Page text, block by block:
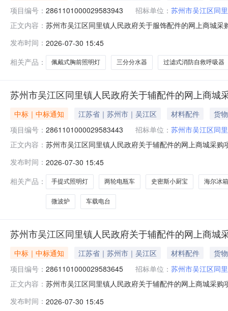
项目编号： 2861101000029583943 招标单位： 苏州市吴江区同
正文内容： 苏州市吴江区同里镇人民政府关于服饰配件的网上商城
码:320509项目所在行政区划名称:江苏省苏州市吴江区
发布时间： 2026-07-30 15:45
相关产品：
佩戴式胸前照明灯 三分分水器 过滤式消防自救呼吸器
苏州市吴江区同里镇人民政府关于辅配件的网上商城
中标｜中标通知 江苏省｜苏州市｜吴江区 材料配件
货物
项目编号： 2861101000029583443 招标单位： 苏州市吴江区同
正文内容： 苏州市吴江区同里镇人民政府关于辅配件的网上商城采
码:320509项目所在行政区划名称:江苏省苏州市吴江区
发布时间： 2026-07-30 15:45
相关产品：
手提式照明灯 两轮电瓶车 史密斯小厨宝 海尔冰箱
微波炉 车载电台
苏州市吴江区同里镇人民政府关于辅配件的网上商城
中标｜中标通知 江苏省｜苏州市｜吴江区 材料配件
货物
项目编号： 2861101000029583645 招标单位： 苏州市吴江区同
正文内容： 苏州市吴江区同里镇人民政府关于辅配件的网上商城采
码:320509项目所在行政区划名称:江苏省苏州市吴江区
发布时间： 2026-07-30 15:45